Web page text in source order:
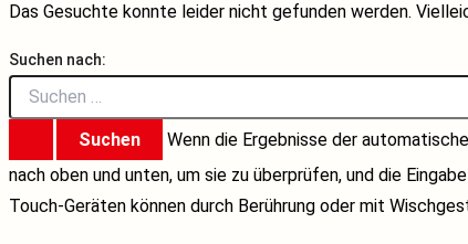
Das Gesuchte konnte leider nicht gefunden werden.
Suchen nach:
Wenn die Ergebnisse der
nach oben und unten, um sie zu überprüfen, und die
Touch-Geräten können durch Berührung oder mit